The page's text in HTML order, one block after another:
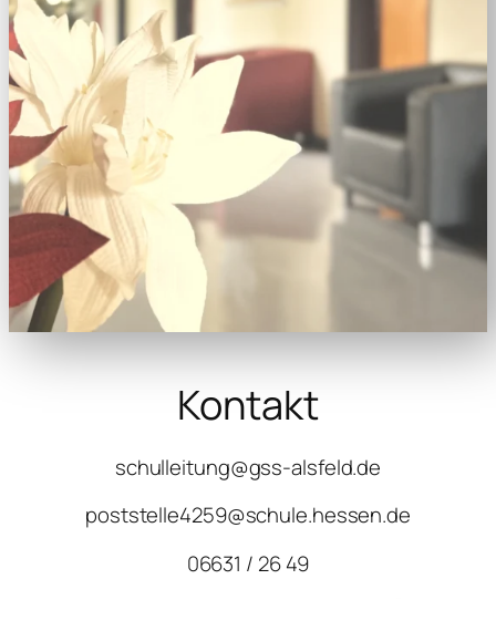
Kontakt
schulleitung@gss-alsfeld.de
poststelle4259@schule.hessen.de
06631 / 26 49